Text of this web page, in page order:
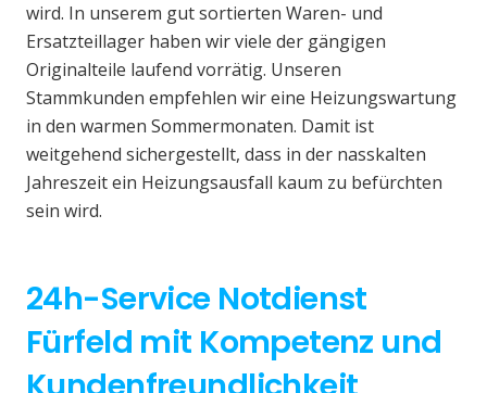
wird. In unserem gut sortierten Waren- und
Ersatzteillager haben wir viele der gängigen
Originalteile laufend vorrätig. Unseren
Stammkunden empfehlen wir eine Heizungswartung
in den warmen Sommermonaten. Damit ist
weitgehend sichergestellt, dass in der nasskalten
Jahreszeit ein Heizungsausfall kaum zu befürchten
sein wird.
24h-Service Notdienst
Fürfeld mit Kompetenz und